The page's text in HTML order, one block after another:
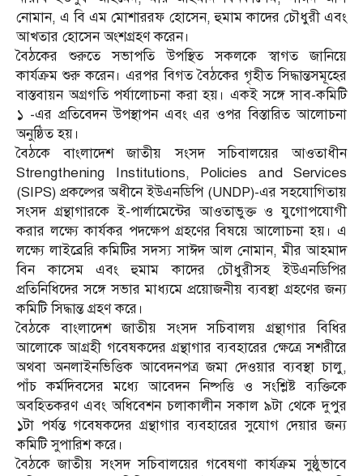
নোমান, এ বি এম মোশাররফ হোসেন, হুমাম কাদের চৌধুরী এবং
আখতার হোসেন অংশগ্রহণ করেন।
বৈঠকের শুরুতে সভাপতি উপস্থিত সকলকে স্বাগত জানিয়ে
কার্যক্রম শুরু করেন। এরপর বিগত বৈঠকের গৃহীত সিদ্ধান্তসমূহের
বাস্তবায়ন অগ্রগতি পর্যালোচনা করা হয়। একই সঙ্গে সাব-কমিটি
১ -এর প্রতিবেদন উপস্থাপন এবং এর ওপর বিস্তারিত আলোচনা
অনুষ্ঠিত হয়।
বৈঠকে বাংলাদেশ জাতীয় সংসদ সচিবালয়ের আওতাধীন
Strengthening Institutions, Policies and Services
(SIPS) প্রকল্পের অধীনে ইউএনডিপি (UNDP)-এর সহযোগিতায়
সংসদ গ্রন্থাগারকে ই-পার্লামেন্টের আওতাভুক্ত ও যুগোপযোগী
করার লক্ষ্যে কার্যকর পদক্ষেপ গ্রহণের বিষয়ে আলোচনা হয়। এ
লক্ষ্যে লাইব্রেরি কমিটির সদস্য সাঈদ আল নোমান, মীর আহমাদ
বিন কাসেম এবং হুমাম কাদের চৌধুরীসহ ইউএনডিপির
প্রতিনিধিদের সঙ্গে সভার মাধ্যমে প্রয়োজনীয় ব্যবস্থা গ্রহণের জন্য
কমিটি সিদ্ধান্ত গ্রহণ করে।
বৈঠকে বাংলাদেশ জাতীয় সংসদ সচিবালয় গ্রন্থাগার বিধির
আলোকে আগ্রহী গবেষকদের গ্রন্থাগার ব্যবহারের ক্ষেত্রে সশরীরে
অথবা অনলাইনভিত্তিক আবেদনপত্র জমা দেওয়ার ব্যবস্থা চালু,
পাঁচ কর্মদিবসের মধ্যে আবেদন নিষ্পত্তি ও সংশ্লিষ্ট ব্যক্তিকে
অবহিতকরণ এবং অধিবেশন চলাকালীন সকাল ৯টা থেকে দুপুর
১টা পর্যন্ত গবেষকদের গ্রন্থাগার ব্যবহারের সুযোগ দেয়ার জন্য
কমিটি সুপারিশ করে।
বৈঠকে জাতীয় সংসদ সচিবালয়ের গবেষণা কার্যক্রম সুষ্ঠুভাবে